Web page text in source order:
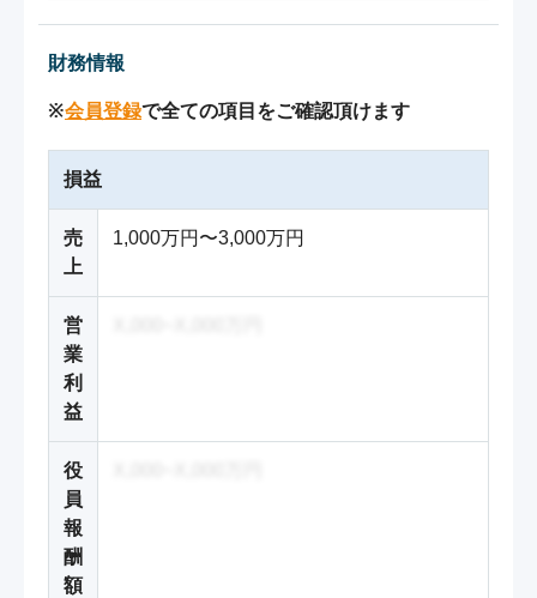
財務情報
※会員登録で全ての項目をご確認頂けます
損益
売
上
1,000万円〜3,000万円
営
業
利
益
役
員
報
酬
額